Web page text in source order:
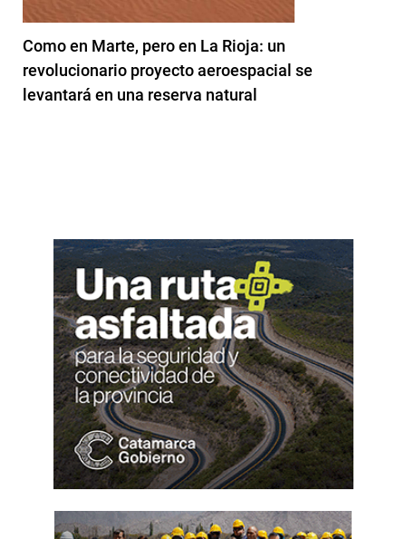
Como en Marte, pero en La Rioja: un
revolucionario proyecto aeroespacial se
levantará en una reserva natural